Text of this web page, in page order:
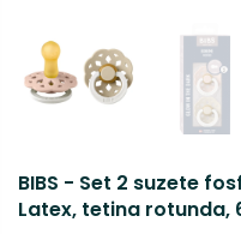
BIBS - Set 2 suzete
Latex, tetina rotunda,